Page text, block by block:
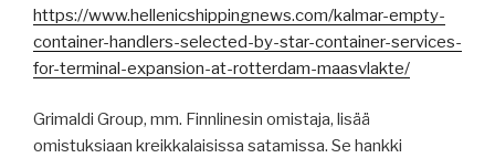
https://www.hellenicshippingnews.com/kalmar-empty-
container-handlers-selected-by-star-container-services-
for-terminal-expansion-at-rotterdam-maasvlakte/
Grimaldi Group, mm. Finnlinesin omistaja, lisää
omistuksiaan kreikkalaisissa satamissa. Se hankki